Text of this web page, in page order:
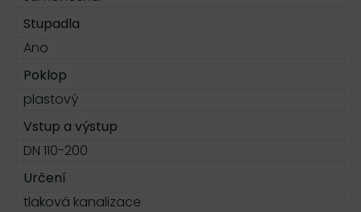
Stupadla
Ano
Poklop
plastový
Vstup a výstup
DN 110-200
Určení
tlaková kanalizace